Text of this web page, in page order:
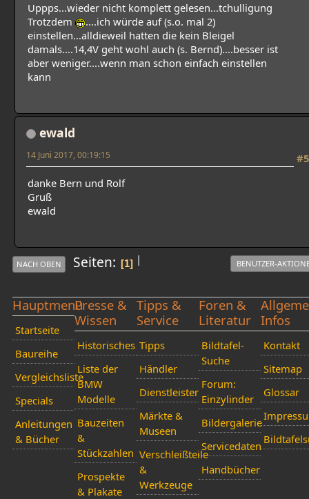
Uppps...wieder nicht komplett gelesen...tchulligung
Trotzdem
....ich würde auf (s.o. mal 2)
einstellen...alldieweil hatten die kein Bleigel
damals....14,4V geht wohl auch (s. Bernd)....besser ist
aber weniger....wenn man schon einfach einstellen
kann
ewald
#5
14 Juni 2017, 00:19:15
danke Bern und Rolf
Gruß
ewald
|
NACH OBEN Seiten 1 BENUTZER-
Hauptmenü
Startseite
Baureihe
Vergleichsliste
Specials
Anleitungen
& Bücher
Presse &
Wissen
Historisches
Liste der
BMW
Modelle
Bauzeiten
&
Stückzahlen
Prospekte
& Plakate
Tipps &
Service
Tipps
Händler
Dienstleister
Märkte &
Museen
Verschleißteile
&
Werkzeuge
Foren &
Literatur
Bildtafel-
Suche
Forum:
Einzylinder
Bildergalerie
Servicedaten
Handbücher
Infos
Kontakt
Sitemap
Glossar